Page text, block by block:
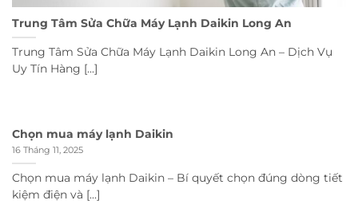
Trung Tâm Sửa Chữa Máy Lạnh Daikin Long An
Trung Tâm Sửa Chữa Máy Lạnh Daikin Long An – Dịch Vụ
Uy Tín Hàng [...]
Chọn mua máy lạnh Daikin
16 Tháng 11, 2025
Chọn mua máy lạnh Daikin – Bí quyết chọn đúng dòng tiết
kiệm điện và [...]